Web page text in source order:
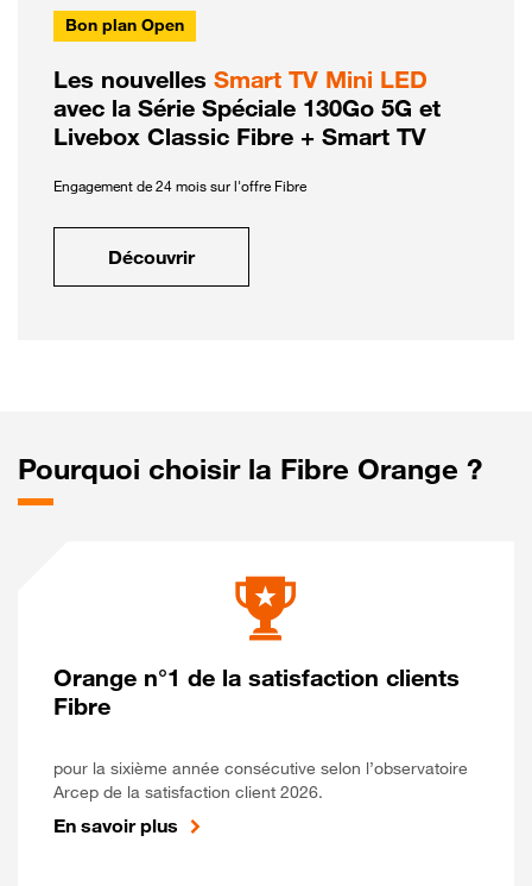
Bon plan Open
Les nouvelles Smart TV Mini LED
avec la Série Spéciale 130Go 5G et
Livebox Classic Fibre + Smart TV
Engagement de 24 mois sur l'offre Fibre
Découvrir
Pourquoi choisir la Fibre Orange ?
Orange n°1 de la satisfaction clients
Fibre
pour la sixième année consécutive selon l’observatoire
Arcep de la satisfaction client 2026.
En savoir plus